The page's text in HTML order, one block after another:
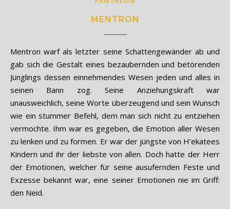
MENTRON
Mentron warf als letzter seine Schattengewänder ab und
gab sich die Gestalt eines bezaubernden und betörenden
Jünglings dessen einnehmendes Wesen jeden und alles in
seinen Bann zog. Seine Anziehungskraft war
unausweichlich, seine Worte überzeugend und sein Wunsch
wie ein stummer Befehl, dem man sich nicht zu entziehen
vermochte. Ihm war es gegeben, die Emotion aller Wesen
zu lenken und zu formen. Er war der jüngste von H’ekatees
Kindern und ihr der liebste von allen. Doch hatte der Herr
der Emotionen, welcher für seine ausufernden Feste und
Exzesse bekannt war, eine seiner Emotionen nie im Griff:
den Neid.